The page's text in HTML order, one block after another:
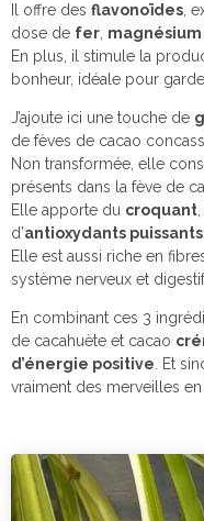
Il offre des flavonoïdes ,
dose de fer magnésium
En plus, il stimule la
bonheur, idéale pour
J’ajoute ici une touche de
de fèves de cacao
Non transformée, elle
présents dans la fève de
Elle apporte du croquant
d’antioxydants puissants
Elle est aussi riche en
système nerveux et
En combinant ces 3
de cacahuète et cacao
d’énergie positive . Et
vraiment des merveilles en